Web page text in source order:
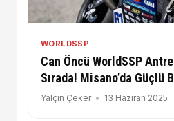
WORLDSSP
Can Öncü WorldSSP
Sırada! Misano’da Güçlü
Yalçın Çeker 13 Haziran 2025